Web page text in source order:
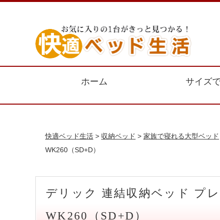
ホーム サイズ
快適ベッド生活 > 収納ベッド > 家族で寝れる大型ベッド
WK260（SD+D）
デリック 連結収納ベッド プ
WK260（SD+D）